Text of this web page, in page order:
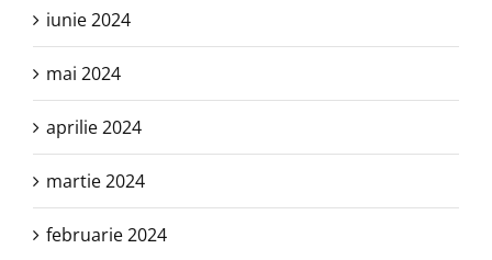
iunie 2024
mai 2024
aprilie 2024
martie 2024
februarie 2024